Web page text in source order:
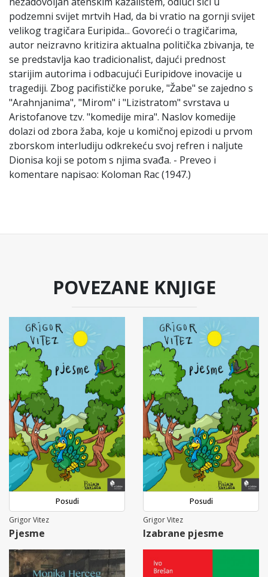
podzemni svijet mrtvih Had, da bi vratio na gornji svijet
velikog tragičara Euripida... Govoreći o tragičarima,
autor neizravno kritizira aktualna politička zbivanja, te
se predstavlja kao tradicionalist, dajući prednost
starijim autorima i odbacujući Euripidove inovacije u
tragediji. Zbog pacifističke poruke, "Žabe" se zajedno s
"Arahnjanima", "Mirom" i "Lizistratom" svrstava u
Aristofanove tzv. "komedije mira". Naslov komedije
dolazi od zbora žaba, koje u komičnoj epizodi u prvom
zborskom interludiju odkrekeću svoj refren i naljute
Dionisa koji se potom s njima svađa. - Preveo i
komentare napisao: Koloman Rac (1947.)
POVEZANE KNJIGE
Posudi
Grigor Vitez
Pjesme
Posudi
Grigor Vitez
Izabrane pjesme